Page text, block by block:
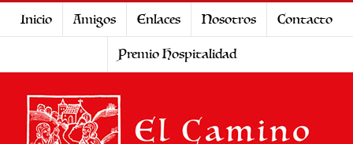
Inicio Amigos Enlaces Nosotros
Contacto
Premio Hospitalidad